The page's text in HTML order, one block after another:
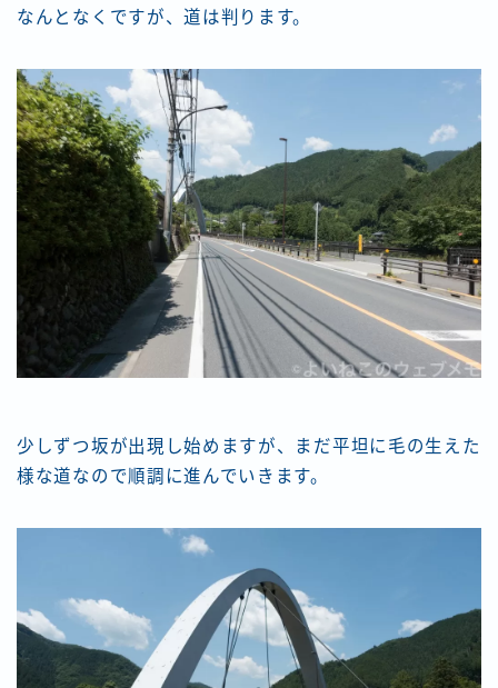
なんとなくですが、道は判ります。
少しずつ坂が出現し始めますが、まだ平坦に毛の生えた
様な道なので順調に進んでいきます。